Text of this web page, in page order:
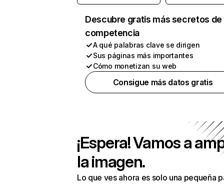
Descubre gratis más secretos de
competencia
A qué palabras clave se dirigen
Sus páginas más importantes
Cómo monetizan su web
Consigue más datos gratis
¡Espera! Vamos a
la imagen.
Lo que ves ahora es solo una pequeña